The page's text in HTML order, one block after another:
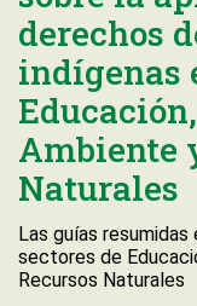
derechos
indígenas
Ambiente
Naturales
Las guías
sectores de
Recursos Naturales